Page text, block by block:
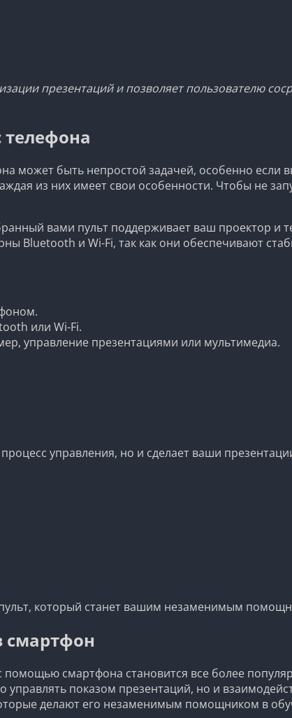
презентаций и позволяет пользователю
телефона
может быть непростой задачей, особенно если
из них имеет свои особенности. Чтобы не
вами пульт поддерживает ваш проектор и
Bluetooth и Wi-Fi, так как они обеспечивают
или Wi-Fi.
управление презентациями или мультимедиа.
управления, но и сделает ваши
который станет вашим незаменимым
смартфон
смартфона становится все более
показом презентаций, но и
делают его незаменимым помощником в